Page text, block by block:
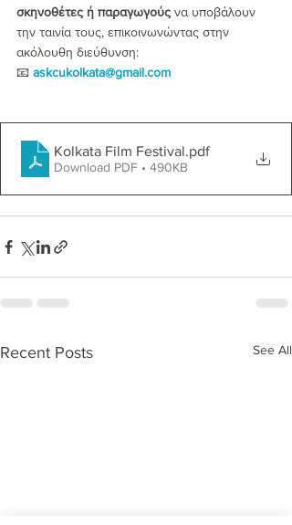
σκηνοθέτες ή παραγωγούς να υποβάλουν
την ταινία τους, επικοινωνώντας στην
ακόλουθη διεύθυνση:
📧 askcukolkata@gmail.com
Kolkata Film Festival.pdf
Download PDF • 490KB
Recent Posts See All